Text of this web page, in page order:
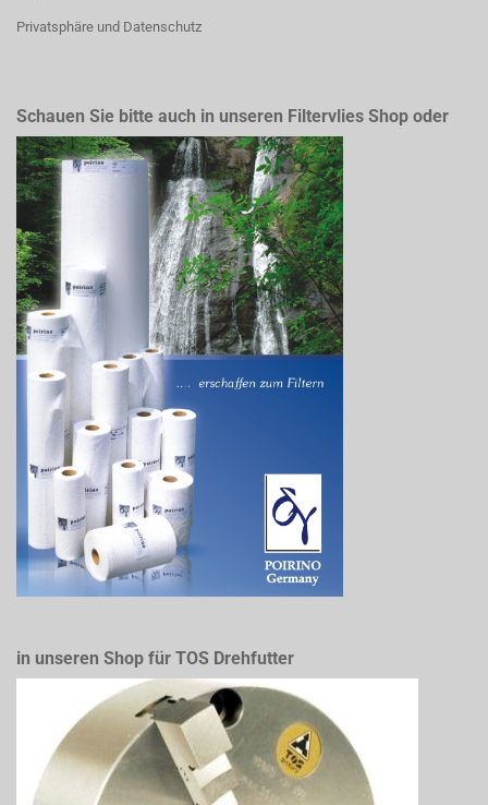
Privatsphäre und Datenschutz
Schauen Sie bitte auch in unseren Filtervlies Shop oder
in unseren Shop für TOS Drehfutter